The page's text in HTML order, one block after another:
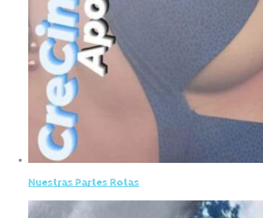
Nuestras Partes Rotas